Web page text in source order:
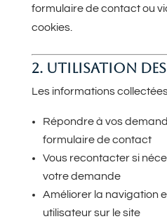
formulaire de contact ou
cookies.
2. UTILISATION
Les informations
Répondre à vos
formulaire de contact
Vous recontacter si
votre demande
Améliorer la navigation
utilisateur sur le site